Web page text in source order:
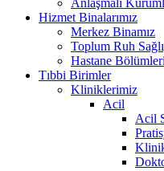
Hizmet Binalarımız
Merkez Binamız
Toplum Ruh
Hastane
Tıbbi Birimler
Kliniklerimiz
Acil
Acil